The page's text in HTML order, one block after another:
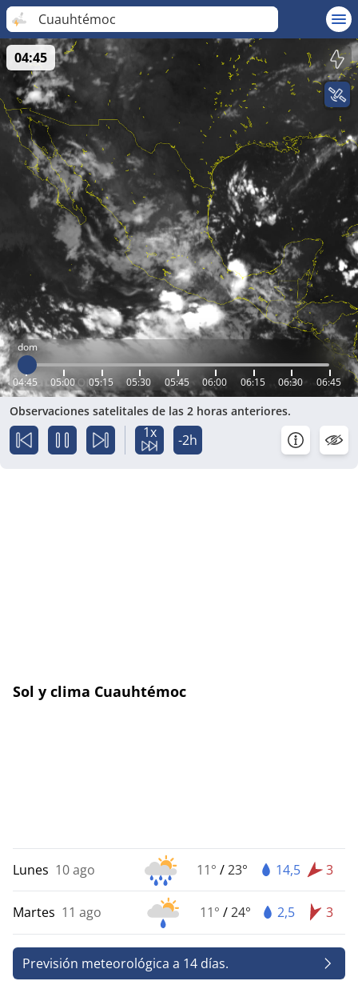
Cuauhtémoc
dom
04:45 05:00 05:15 05:30 05:45 06:00 06:15 06:30 06:45
04:45
Observaciones satelitales de las 2 horas anteriores.
1x -2h
Sol y clima Cuauhtémoc
Lunes 10 ago 11° /23° 14,5 3
Martes 11 ago 11° /24° 2,5 3
Previsión meteorológica a 14 días.